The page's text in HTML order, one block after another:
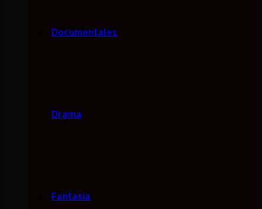
Documentales
Drama
Fantasía